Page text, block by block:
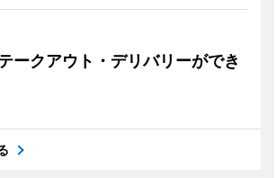
ークアウト・デリバリーができ